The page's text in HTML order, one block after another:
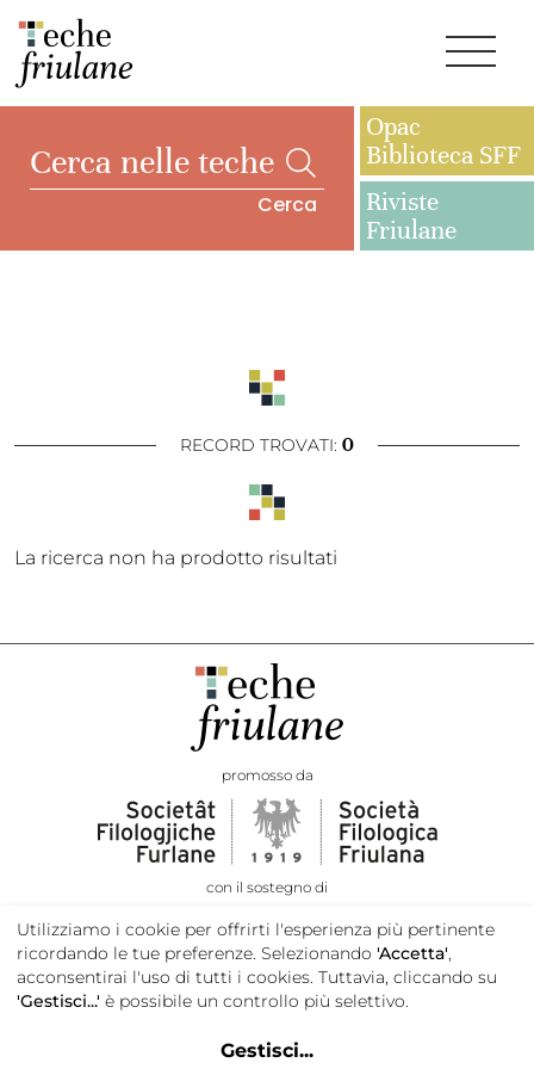
Cerca
Opac
Biblioteca SFF
Riviste
Friulane
RECORD TROVATI: 0
La ricerca non ha prodotto risultati
promosso da
con il sostegno di
Utilizziamo i cookie per offrirti l'esperienza più pertinente
ricordando le tue preferenze. Selezionando 'Accetta',
acconsentirai l'uso di tutti i cookies. Tuttavia, cliccando su
'Gestisci...' è possibile un controllo più selettivo.
Gestisci...